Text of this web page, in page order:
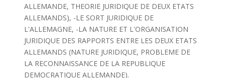
ALLEMANDE, THEORIE JURIDIQUE DE DEUX ETATS
ALLEMANDS), -LE SORT JURIDIQUE DE
L'ALLEMAGNE, -LA NATURE ET L'ORGANISATION
JURIDIQUE DES RAPPORTS ENTRE LES DEUX ETATS
ALLEMANDS (NATURE JURIDIQUE, PROBLEME DE
LA RECONNAISSANCE DE LA REPUBLIQUE
DEMOCRATIQUE ALLEMANDE).